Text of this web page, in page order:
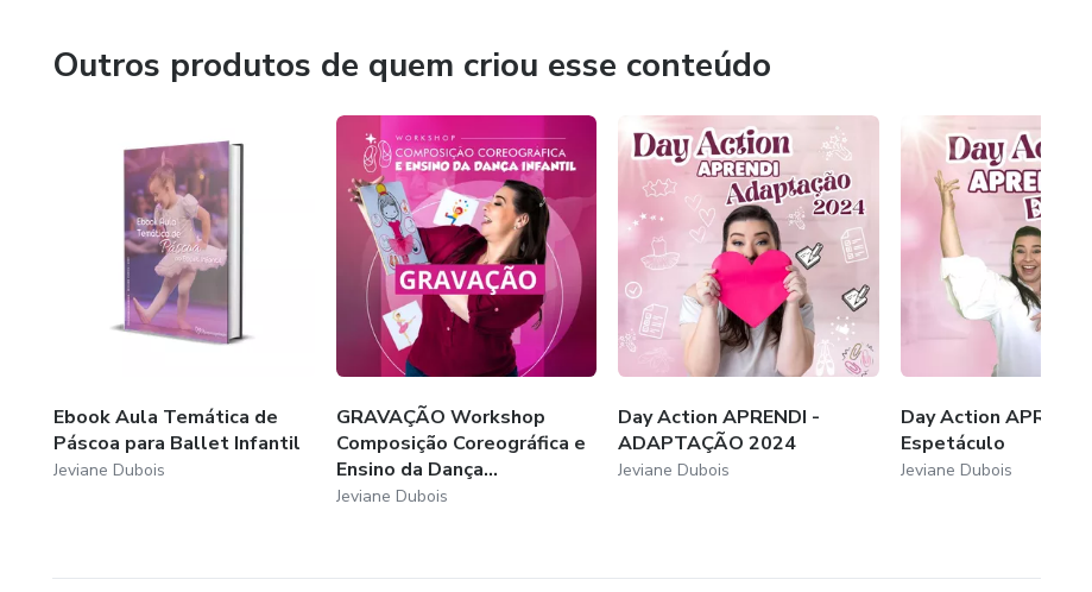
Outros produtos de quem criou esse conteúdo
Ebook Aula Temática de
Páscoa para Ballet Infantil
Jeviane Dubois
GRAVAÇÃO Workshop
Composição Coreográfica e
Ensino da Dança...
Jeviane Dubois
Day Action APRENDI -
ADAPTAÇÃO 2024
Jeviane Dubois
Day Action APRENDI -
Espetáculo
Jeviane Dubois